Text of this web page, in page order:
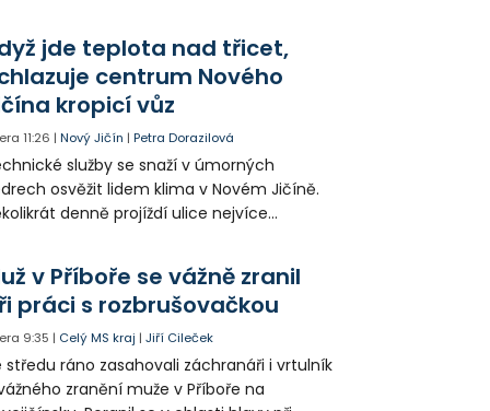
řidiče v parkovacích zónách.
jde teplota nad třicet,
centrum Nového
kropicí vůz
11:26 |Nový Jičín |Petra Dorazilová
služby se snaží v úmorných
osvěžit lidem klima v Novém Jičíně.
denně projíždí ulice nejvíce
v Příboře se vážně zranil
práci s rozbrušovačkou
9:35 | Celý MS kraj |Jiří Cileček
středu ráno zasahovali záchranáři i vrtulník
zranění muže v Příboře na